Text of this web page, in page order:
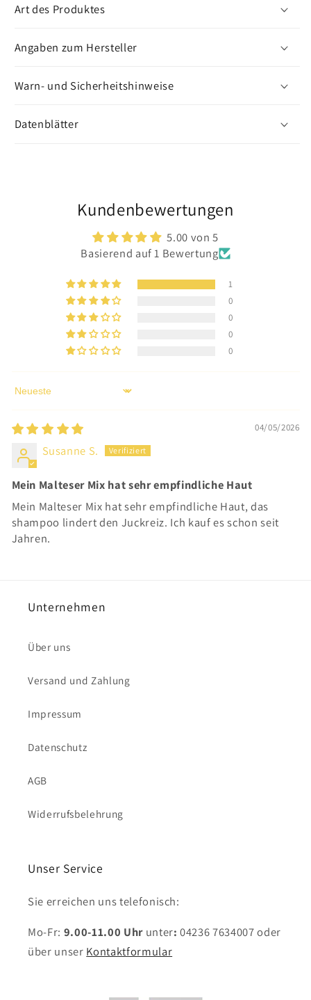
Art des Produktes
Angaben zum Hersteller
Warn- und Sicherheitshinweise
Datenblätter
Kundenbewertungen
5.00 von 5
Basierend auf 1 Bewertung
1
0
0
0
0
Sort by
04/05/2026
Susanne S.
Mein Malteser Mix hat sehr empfindliche Haut
Mein Malteser Mix hat sehr empfindliche Haut, das
shampoo lindert den Juckreiz. Ich kauf es schon seit
Jahren.
Unternehmen
Über uns
Versand und Zahlung
Impressum
Datenschutz
AGB
Widerrufsbelehrung
Unser Service
Sie erreichen uns telefonisch:
Mo-Fr: 9.00-11.00 Uhr unter:04236 7634007 oder
über unser Kontaktformular